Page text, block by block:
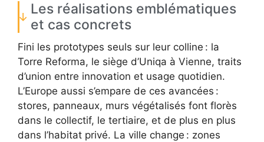
Les réalisations emblématiques
et cas concrets
Fini les prototypes seuls sur leur colline : la
Torre Reforma, le siège d’Uniqa à Vienne, traits
d’union entre innovation et usage quotidien.
L’Europe aussi s’empare de ces avancées :
stores, panneaux, murs végétalisés font florès
dans le collectif, le tertiaire, et de plus en plus
dans l’habitat privé. La ville change : zones